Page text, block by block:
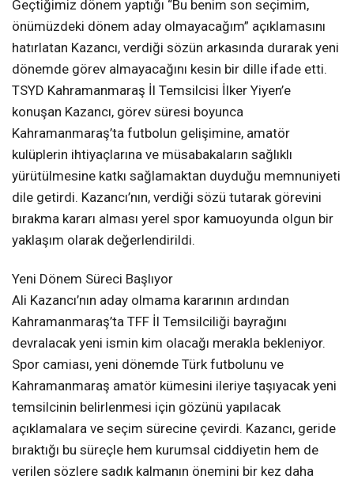
Geçtiğimiz dönem yaptığı “Bu benim son seçimim,
önümüzdeki dönem aday olmayacağım” açıklamasını
hatırlatan Kazancı, verdiği sözün arkasında durarak yeni
dönemde görev almayacağını kesin bir dille ifade etti.
TSYD Kahramanmaraş İl Temsilcisi İlker Yiyen’e
konuşan Kazancı, görev süresi boyunca
Kahramanmaraş’ta futbolun gelişimine, amatör
kulüplerin ihtiyaçlarına ve müsabakaların sağlıklı
yürütülmesine katkı sağlamaktan duyduğu memnuniyeti
dile getirdi. Kazancı’nın, verdiği sözü tutarak görevini
bırakma kararı alması yerel spor kamuoyunda olgun bir
yaklaşım olarak değerlendirildi.
Yeni Dönem Süreci Başlıyor
Ali Kazancı’nın aday olmama kararının ardından
Kahramanmaraş’ta TFF İl Temsilciliği bayrağını
devralacak yeni ismin kim olacağı merakla bekleniyor.
Spor camiası, yeni dönemde Türk futbolunu ve
Kahramanmaraş amatör kümesini ileriye taşıyacak yeni
temsilcinin belirlenmesi için gözünü yapılacak
açıklamalara ve seçim sürecine çevirdi. Kazancı, geride
bıraktığı bu süreçle hem kurumsal ciddiyetin hem de
verilen sözlere sadık kalmanın önemini bir kez daha